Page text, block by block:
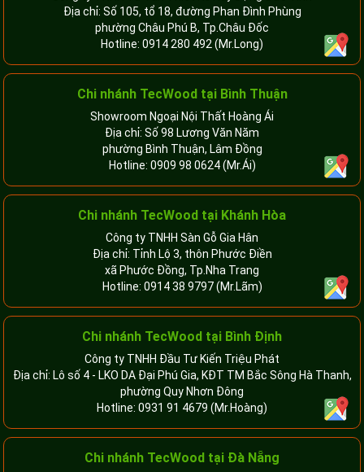
Địa chỉ: Số 105, tổ 18, đường Phan Đình Phùng
phường Châu Phú B, Tp.Châu Đốc
Hotline: 0914 280 492 (Mr.Long)
Chi nhánh TecWood tại Bình Thuận
Showroom Ngoại Nội Thất Hoàng Ái
Địa chỉ: Số 98 Lương Văn Năm
phường Bình Thuận, Lâm Đồng
Hotline: 0909 98 0624(Mr.Ái)
Chi nhánh TecWood tại Khánh Hòa
Công ty TNHH Sàn Gỗ Gia Hân
Địa chỉ: Tỉnh Lộ 3, thôn Phước Điền
xã Phước Đồng, Tp.Nha Trang
Hotline: 0914 38 9797(Mr.Lãm)
Chi nhánh TecWood tại Bình Định
Công ty TNHH Đầu Tư Kiến Triệu Phát
Địa chỉ: Lô số 4 - LKO DA Đại Phú Gia, KĐT TM Bắc Sông Hà Thanh,
phường Quy Nhơn Đông
Hotline: 0931 91 4679 (Mr.Hoàng)
Chi nhánh TecWood tại Đà Nẵng